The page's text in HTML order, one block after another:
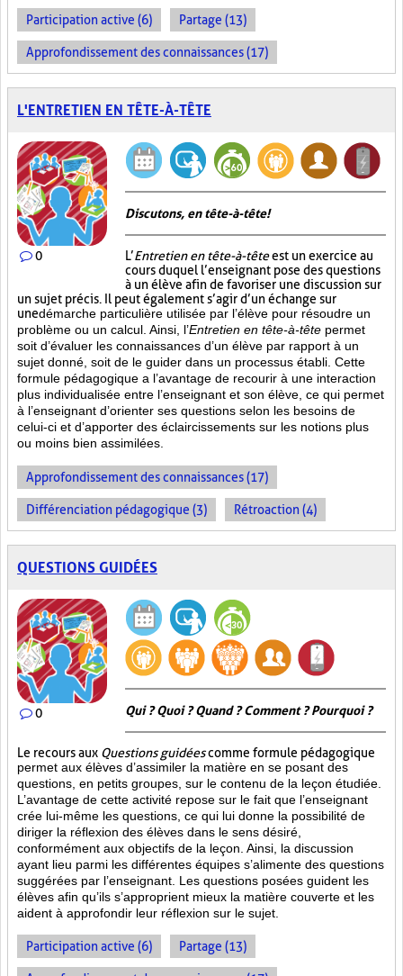
Participation active (6) Partage (13)
Approfondissement des connaissances (17)
L'ENTRETIEN EN TÊTE-À-TÊTE
0
Discutons, en tête-à-tête!
L’Entretien en tête-à-têteest un exercice au
cours duquel l’enseignant pose des questions
à un élève afin de favoriser une discussion sur
un sujet précis. Il peut également s’agir d’un échange sur
unedémarche particulière utilisée par l’élève pour résoudre un
problème ou un calcul. Ainsi, l’Entretien en tête-à-tête permet
soit d’évaluer les connaissances d’un élève par rapport à un
sujet donné, soit de le guider dans un processus établi. Cette
formule pédagogique a l’avantage de recourir à une interaction
plus individualisée entre l’enseignant et son élève, ce qui permet
à l’enseignant d’orienter ses questions selon les besoins de
celui-ci et d’apporter des éclaircissements sur les notions plus
ou moins bien assimilées.
Approfondissement des connaissances (17)
Différenciation pédagogique (3) Rétroaction (4)
QUESTIONS GUIDÉES
0 Qui ? Quoi ? Quand ? Comment ? Pourquoi ?
Le recours aux Questions guidéescomme formule pédagogique
permet aux élèves d’assimiler la matière en se posant des
questions, en petits groupes, sur le contenu de la leçon étudiée.
L’avantage de cette activité repose sur le fait que l’enseignant
crée lui-même les questions, ce qui lui donne la possibilité de
diriger la réflexion des élèves dans le sens désiré,
conformément aux objectifs de la leçon. Ainsi, la discussion
ayant lieu parmi les différentes équipes s’alimente des questions
suggérées par l’enseignant. Les questions posées guident les
élèves afin qu’ils s’approprient mieux la matière couverte et les
aident à approfondir leur réflexion sur le sujet.
Participation active (6) Partage (13)